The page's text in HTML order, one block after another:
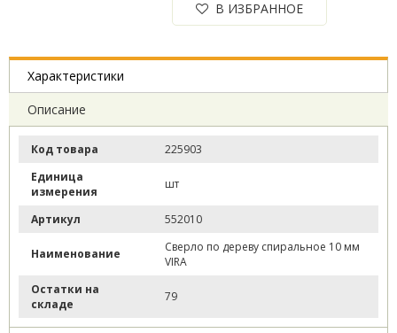
В ИЗБРАННОЕ
Характеристики
Описание
Код товара
225903
Единица
измерения
шт
Артикул 552010
Наименование
Сверло по дереву спиральное 10 мм
VIRA
Остатки на
складе
79